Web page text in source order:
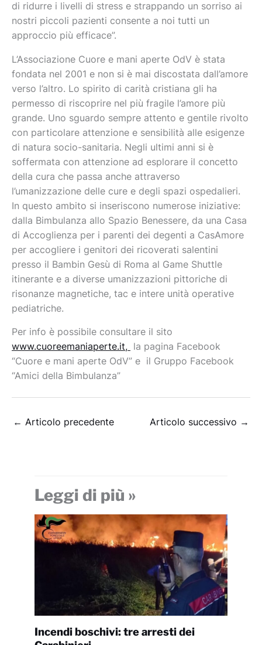
di ridurre i livelli di stress e strappando un sorriso ai
nostri piccoli pazienti consente a noi tutti un
approccio più efficace”.
L’Associazione Cuore e mani aperte OdV è stata
fondata nel 2001 e non si è mai discostata dall’amore
verso l’altro. Lo spirito di carità cristiana gli ha
permesso di riscoprire nel più fragile l’amore più
grande. Uno sguardo sempre attento e gentile rivolto
con particolare attenzione e sensibilità alle esigenze
di natura socio-sanitaria. Negli ultimi anni si è
soffermata con attenzione ad esplorare il concetto
della cura che passa anche attraverso
l’umanizzazione delle cure e degli spazi ospedalieri.
In questo ambito si inseriscono numerose iniziative:
dalla Bimbulanza allo Spazio Benessere, da una Casa
di Accoglienza per i parenti dei degenti a CasAmore
per accogliere i genitori dei ricoverati salentini
presso il Bambin Gesù di Roma al Game Shuttle
itinerante e a diverse umanizzazioni pittoriche di
risonanze magnetiche, tac e intere unità operative
pediatriche.
Per info è possibile consultare il sito
www.cuoreemaniaperte.it, la pagina Facebook
“Cuore e mani aperte OdV” e il Gruppo Facebook
“Amici della Bimbulanza”
← Articolo precedente Articolo successivo →
Leggi di più »
Incendi boschivi: tre arresti dei